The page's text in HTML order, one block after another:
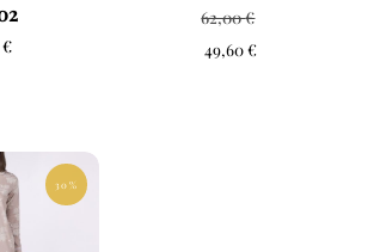
€
62,00€
49,60€
30 %